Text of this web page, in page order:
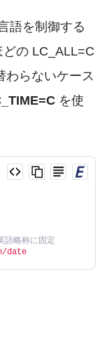
語を制御する
どの LC_ALL=C
わらないケース
を使
語略称に固定
date